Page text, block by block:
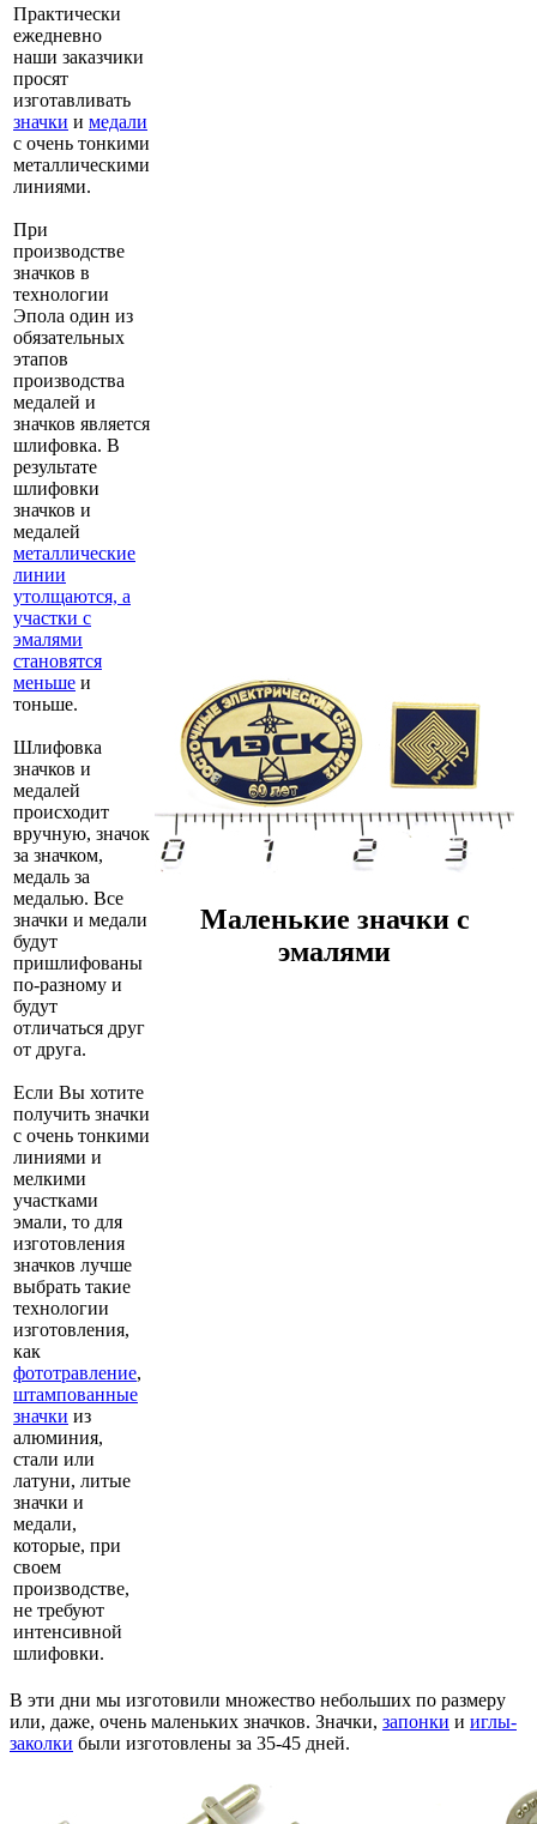
Практически
ежедневно
наши заказчики
просят
изготавливать
значки и медали
с очень тонкими
металлическими
линиями.
При
производстве
значков в
технологии
Эпола один из
обязательных
этапов
производства
медалей и
значков является
шлифовка. В
результате
шлифовки
значков и
медалей
металлические
линии
утолщаются, а
участки с
эмалями
становятся
меньше и
тоньше.
Шлифовка
значков и
медалей
происходит
вручную, значок
за значком,
медаль за
медалью. Все
значки и медали
будут
пришлифованы
по-разному и
будут
отличаться друг
от друга.
Если Вы хотите
получить значки
с очень тонкими
линиями и
мелкими
участками
эмали, то для
изготовления
значков лучше
выбрать такие
технологии
изготовления,
как
фототравление,
штампованные
значки из
алюминия,
стали или
латуни, литые
значки и
медали,
которые, при
своем
производстве,
не требуют
интенсивной
шлифовки.
Маленькие значки с
эмалями
В эти дни мы изготовили множество небольших по размеру
или, даже, очень маленьких значков. Значки, запонки и иглы-
заколки были изготовлены за 35-45 дней.